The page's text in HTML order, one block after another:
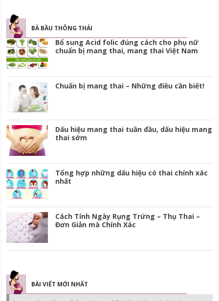
BÀ BẦU THÔNG THÁI
Bổ sung Acid folic đúng cách cho phụ nữ
chuẩn bị mang thai, mang thai Việt Nam
Chuẩn bị mang thai – Những điều cần biết!
Dấu hiệu mang thai tuần đầu, dấu hiệu mang
thai sớm
Tổng hợp những dấu hiệu có thai chính xác
nhất
Cách Tính Ngày Rụng Trứng – Thụ Thai –
Đơn Giản mà Chính Xác
BÀI VIẾT MỚI NHẤT